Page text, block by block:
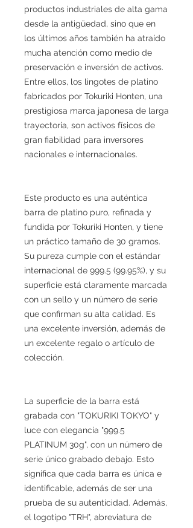
productos industriales de alta gama
desde la antigüedad, sino que en
los últimos años también ha atraído
mucha atención como medio de
preservación e inversión de activos.
Entre ellos, los lingotes de platino
fabricados por Tokuriki Honten, una
prestigiosa marca japonesa de larga
trayectoria, son activos físicos de
gran fiabilidad para inversores
nacionales e internacionales.
Este producto es una auténtica
barra de platino puro, refinada y
fundida por Tokuriki Honten, y tiene
un práctico tamaño de 30 gramos.
Su pureza cumple con el estándar
internacional de 999.5 (99.95%), y su
superficie está claramente marcada
con un sello y un número de serie
que confirman su alta calidad. Es
una excelente inversión, además de
un excelente regalo o artículo de
colección.
La superficie de la barra está
grabada con "TOKURIKI TOKYO" y
luce con elegancia "999.5
PLATINUM 30g", con un número de
serie único grabado debajo. Esto
significa que cada barra es única e
identificable, además de ser una
prueba de su autenticidad. Además,
el logotipo "TRH", abreviatura de